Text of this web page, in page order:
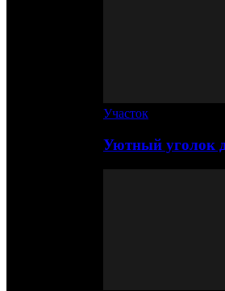
Участок
Уютный уголок